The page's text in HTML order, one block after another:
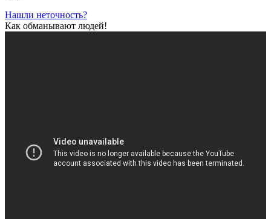
Нашли неточность?
Как обманывают людей!